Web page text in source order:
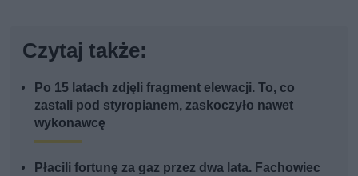
Czytaj także:
Po 15 latach zdjęli fragment elewacji. To, co
zastali pod styropianem, zaskoczyło nawet
wykonawcę
Płacili fortunę za gaz przez dwa lata. Fachowiec